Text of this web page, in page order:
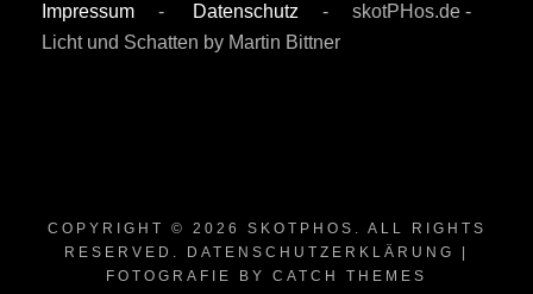
Impressum - Datenschutz - skotPHos.de -
Licht und Schatten by Martin Bittner
COPYRIGHT © 2026 SKOTPHOS . ALL RIGHTS
RESERVED.
DATENSCHUTZERKLÄRUNG
FOTOGRAFIE BY CATCH THEMES